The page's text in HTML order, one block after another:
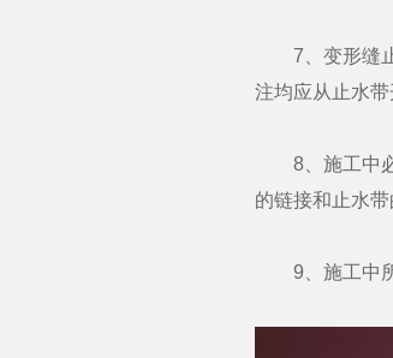
7、变形缝止
注均应从止水
8、施工中必
的链接和止水
9、施工中所